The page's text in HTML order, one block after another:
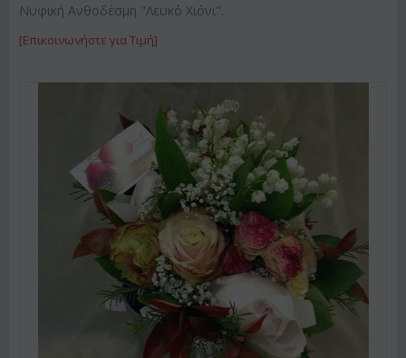
Νυφική Ανθοδέσμη "Λευκό Χιόνι".
[Επικοινωνήστε για Τιμή]